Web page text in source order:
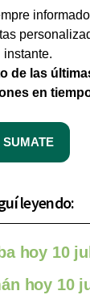
instante.
de las
en
SUMATE
leyendo:
hoy 10
hoy 10